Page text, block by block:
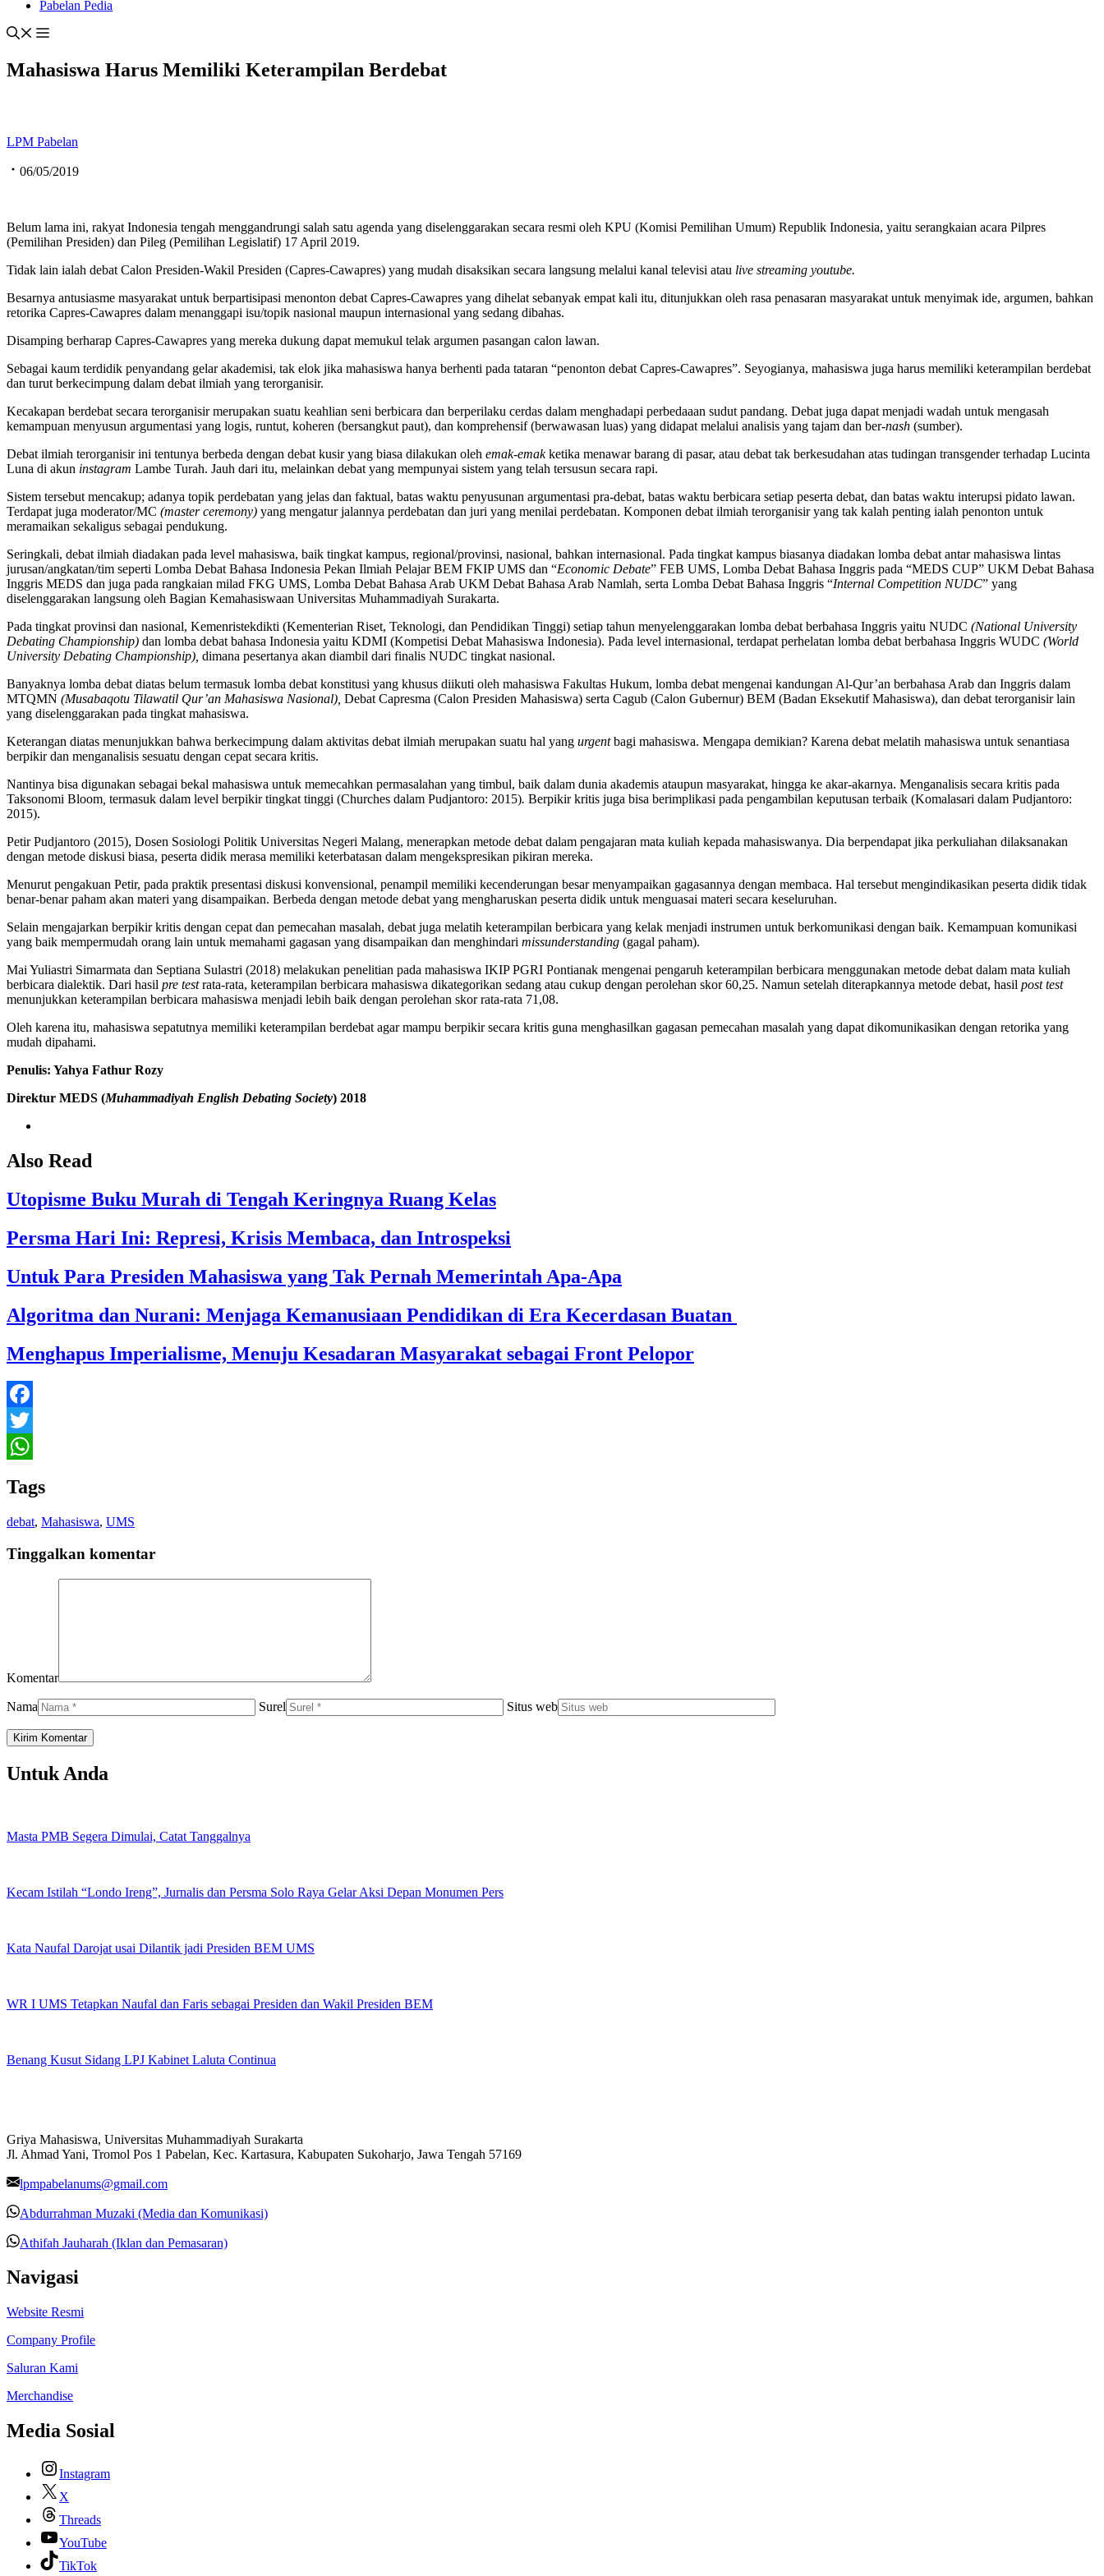
Pabelan Pedia
Mahasiswa Harus Memiliki Keterampilan Berdebat
LPM Pabelan
06/05/2019
Belum lama ini, rakyat Indonesia tengah menggandrungi salah satu agenda yang diselenggarakan secara resmi oleh KPU (Komisi Pemilihan Umum) Republik Indonesia, yaitu serangkaian acara Pilpres
(Pemilihan Presiden) dan Pileg (Pemilihan Legislatif) 17 April 2019.
Tidak lain ialah debat Calon Presiden-Wakil Presiden (Capres-Cawapres) yang mudah disaksikan secara langsung melalui kanal televisi atau live streaming youtube.
Besarnya antusiasme masyarakat untuk berpartisipasi menonton debat Capres-Cawapres yang dihelat sebanyak empat kali itu, ditunjukkan oleh rasa penasaran masyarakat untuk menyimak ide, argumen, bahkan
retorika Capres-Cawapres dalam menanggapi isu/topik nasional maupun internasional yang sedang dibahas.
Disamping berharap Capres-Cawapres yang mereka dukung dapat memukul telak argumen pasangan calon lawan.
Sebagai kaum terdidik penyandang gelar akademisi, tak elok jika mahasiswa hanya berhenti pada tataran “penonton debat Capres-Cawapres”. Seyogianya, mahasiswa juga harus memiliki keterampilan berdebat
dan turut berkecimpung dalam debat ilmiah yang terorganisir.
Kecakapan berdebat secara terorganisir merupakan suatu keahlian seni berbicara dan berperilaku cerdas dalam menghadapi perbedaaan sudut pandang. Debat juga dapat menjadi wadah untuk mengasah
kemampuan menyusun argumentasi yang logis, runtut, koheren (bersangkut paut), dan komprehensif (berwawasan luas) yang didapat melalui analisis yang tajam dan ber-nash (sumber).
Debat ilmiah terorganisir ini tentunya berbeda dengan debat kusir yang biasa dilakukan oleh emak-emakketika menawar barang di pasar, atau debat tak berkesudahan atas tudingan transgender terhadap Lucinta
Luna di akun instagram Lambe Turah. Jauh dari itu, melainkan debat yang mempunyai sistem yang telah tersusun secara rapi.
Sistem tersebut mencakup; adanya topik perdebatan yang jelas dan faktual, batas waktu penyusunan argumentasi pra-debat, batas waktu berbicara setiap peserta debat, dan batas waktu interupsi pidato lawan.
Terdapat juga moderator/MC (master ceremony) yang mengatur jalannya perdebatan dan juri yang menilai perdebatan. Komponen debat ilmiah terorganisir yang tak kalah penting ialah penonton untuk
meramaikan sekaligus sebagai pendukung.
Seringkali, debat ilmiah diadakan pada level mahasiswa, baik tingkat kampus, regional/provinsi, nasional, bahkan internasional. Pada tingkat kampus biasanya diadakan lomba debat antar mahasiswa lintas
jurusan/angkatan/tim seperti Lomba Debat Bahasa Indonesia Pekan Ilmiah Pelajar BEM FKIP UMS dan “Economic Debate” FEB UMS, Lomba Debat Bahasa Inggris pada “MEDS CUP” UKM Debat Bahasa
Inggris MEDS dan juga pada rangkaian milad FKG UMS, Lomba Debat Bahasa Arab UKM Debat Bahasa Arab Namlah, serta Lomba Debat Bahasa Inggris “Internal Competition NUDC” yang
diselenggarakan langsung oleh Bagian Kemahasiswaan Universitas Muhammadiyah Surakarta.
Pada tingkat provinsi dan nasional, Kemenristekdikti (Kementerian Riset, Teknologi, dan Pendidikan Tinggi) setiap tahun menyelenggarakan lomba debat berbahasa Inggris yaitu NUDC (National University
Debating Championship) dan lomba debat bahasa Indonesia yaitu KDMI (Kompetisi Debat Mahasiswa Indonesia). Pada level internasional, terdapat perhelatan lomba debat berbahasa Inggris WUDC (World
University Debating Championship), dimana pesertanya akan diambil dari finalis NUDC tingkat nasional.
Banyaknya lomba debat diatas belum termasuk lomba debat konstitusi yang khusus diikuti oleh mahasiswa Fakultas Hukum, lomba debat mengenai kandungan Al-Qur’an berbahasa Arab dan Inggris dalam
MTQMN (Musabaqotu Tilawatil Qur’an Mahasiswa Nasional), Debat Capresma (Calon Presiden Mahasiswa) serta Cagub (Calon Gubernur) BEM (Badan Eksekutif Mahasiswa), dan debat terorganisir lain
yang diselenggarakan pada tingkat mahasiswa.
Keterangan diatas menunjukkan bahwa berkecimpung dalam aktivitas debat ilmiah merupakan suatu hal yang urgentbagi mahasiswa. Mengapa demikian? Karena debat melatih mahasiswa untuk senantiasa
berpikir dan menganalisis sesuatu dengan cepat secara kritis.
Nantinya bisa digunakan sebagai bekal mahasiswa untuk memecahkan permasalahan yang timbul, baik dalam dunia akademis ataupun masyarakat, hingga ke akar-akarnya. Menganalisis secara kritis pada
Taksonomi Bloom termasuk dalam level berpikir tingkat tinggi (Churches dalam Pudjantoro: 2015). Berpikir kritis juga bisa berimplikasi pada pengambilan keputusan terbaik (Komalasari dalam Pudjantoro:
2015).
Petir Pudjantoro (2015), Dosen Sosiologi Politik Universitas Negeri Malang, menerapkan metode debat dalam pengajaran mata kuliah kepada mahasiswanya. Dia berpendapat jika perkuliahan dilaksanakan
dengan metode diskusi biasa, peserta didik merasa memiliki keterbatasan dalam mengekspresikan pikiran mereka.
Menurut pengakuan Petir, pada praktik presentasi diskusi konvensional, penampil memiliki kecenderungan besar menyampaikan gagasannya dengan membaca. Hal tersebut mengindikasikan peserta didik tidak
benar-benar paham akan materi yang disampaikan. Berbeda dengan metode debat yang mengharuskan peserta didik untuk menguasai materi secara keseluruhan.
Selain mengajarkan berpikir kritis dengan cepat dan pemecahan masalah, debat juga melatih keterampilan berbicara yang kelak menjadi instrumen untuk berkomunikasi dengan baik. Kemampuan komunikasi
yang baik mempermudah orang lain untuk memahami gagasan yang disampaikan dan menghindari missunderstanding (gagal paham).
Mai Yuliastri Simarmata dan Septiana Sulastri (2018) melakukan penelitian pada mahasiswa IKIP PGRI Pontianak mengenai pengaruh keterampilan berbicara menggunakan metode debat dalam mata kuliah
berbicara dialektik. Dari hasil pre testrata-rata, keterampilan berbicara mahasiswa dikategorikan sedang atau cukup dengan perolehan skor 60,25. Namun setelah diterapkannya metode debat, hasil post test
menunjukkan keterampilan berbicara mahasiswa menjadi lebih baik dengan perolehan skor rata-rata 71,08.
Oleh karena itu, mahasiswa sepatutnya memiliki keterampilan berdebat agar mampu berpikir secara kritis guna menghasilkan gagasan pemecahan masalah yang dapat dikomunikasikan dengan retorika yang
mudah dipahami.
Penulis: Yahya Fathur Rozy
Direktur MEDS (Muhammadiyah English Debating Society) 2018
Also Read
Utopisme Buku Murah di Tengah Keringnya Ruang Kelas
Persma Hari Ini: Represi, Krisis Membaca, dan Introspeksi
Untuk Para Presiden Mahasiswa yang Tak Pernah Memerintah Apa-Apa
Algoritma dan Nurani: Menjaga Kemanusiaan Pendidikan di Era Kecerdasan Buatan
Menghapus Imperialisme, Menuju Kesadaran Masyarakat sebagai Front Pelopor
Facebook
Twitter
Tags
debat, Mahasiswa, UMS
Tinggalkan komentar
Komentar
Nama Surel Situs web
Untuk Anda
Masta PMB Segera Dimulai, Catat Tanggalnya
Kecam Istilah “Londo Ireng”, Jurnalis dan Persma Solo Raya Gelar Aksi Depan Monumen Pers
Kata Naufal Darojat usai Dilantik jadi Presiden BEM UMS
WR I UMS Tetapkan Naufal dan Faris sebagai Presiden dan Wakil Presiden BEM
Benang Kusut Sidang LPJ Kabinet Laluta Continua
Griya Mahasiswa, Universitas Muhammadiyah Surakarta
Jl. Ahmad Yani, Tromol Pos 1 Pabelan, Kec. Kartasura, Kabupaten Sukoharjo, Jawa Tengah 57169
lpmpabelanums@gmail.com
Abdurrahman Muzaki (Media dan Komunikasi)
Athifah Jauharah (Iklan dan Pemasaran)
Navigasi
Website Resmi
Company Profile
Saluran Kami
Merchandise
Media Sosial
Instagram
X
Threads
YouTube
TikTok